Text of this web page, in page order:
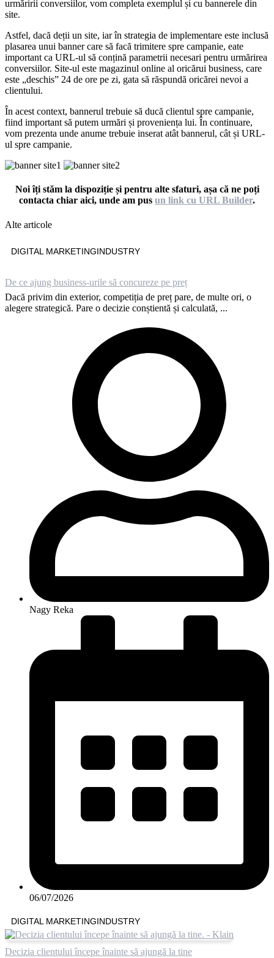
urmăririi conversiilor, vom completa exemplul și cu bannerele din
site.
Astfel, dacă deții un site, iar în strategia de implementare este inclusă
plasarea unui banner care să facă trimitere spre campanie, eate
important ca URL-ul să conțină parametrii necesari pentru urmărirea
conversiilor. Site-ul este magazinul online al oricărui business, care
este „deschis” 24 de ore pe zi, gata să răspundă oricărei nevoi a
clientului.
În acest context, bannerul trebuie să ducă clientul spre campanie,
fiind important să putem urmări și proveniența lui. În continuare,
vom prezenta unde anume trebuie inserat atât bannerul, cât și URL-
ul spre campanie.
Noi îți stăm la dispoziție și pentru alte sfaturi, așa că ne poți
contacta chiar aici, unde am pus un link cu URL Builder.
Alte articole
DIGITAL MARKETINGINDUSTRY
De ce ajung business-urile să concureze pe preț
Dacă privim din exterior, competiția de preț pare, de multe ori, o
alegere strategică. Pare o decizie conștientă și calculată, ...
Nagy Reka
06/07/2026
DIGITAL MARKETINGINDUSTRY
Decizia clientului începe înainte să ajungă la tine